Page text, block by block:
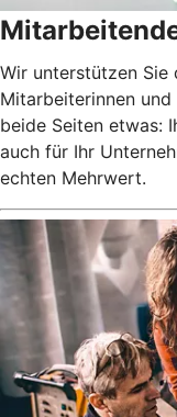
Wir unterstützen Sie
Mitarbeiterinnen
beide Seiten etwas:
auch für Ihr
echten Mehrwert.